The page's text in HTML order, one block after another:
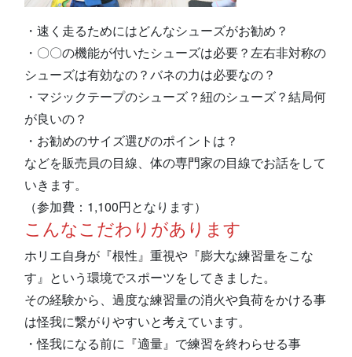
・速く走るためにはどんなシューズがお勧め？
・〇〇の機能が付いたシューズは必要？左右非対称の
シューズは有効なの？バネの力は必要なの？
・マジックテープのシューズ？紐のシューズ？結局何
が良いの？
・お勧めのサイズ選びのポイントは？
などを販売員の目線、体の専門家の目線でお話をして
いきます。
（参加費：1,100円となります）
こんなこだわりがあります
ホリエ自身が『根性』重視や『膨大な練習量をこな
す』という環境でスポーツをしてきました。
その経験から、過度な練習量の消火や負荷をかける事
は怪我に繋がりやすいと考えています。
・怪我になる前に『適量』で練習を終わらせる事